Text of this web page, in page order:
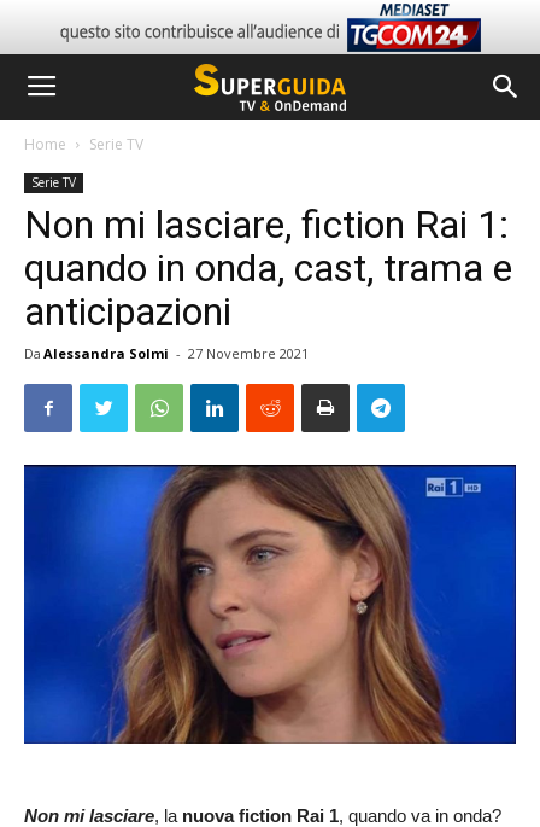
Home Serie TV
Serie TV
Non mi lasciare, fiction Rai 1:
quando in onda, cast, trama e
anticipazioni
Da Alessandra Solmi - 27 Novembre 2021
Non mi lasciare, la nuova fiction Rai 1, quando va in onda?